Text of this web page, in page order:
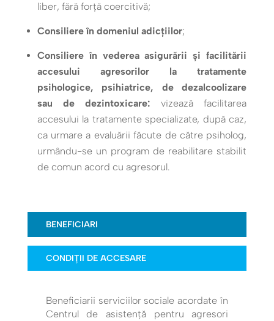
liber, fără forță coercitivă;
Consiliere în domeniul adicțiilor;
Consiliere în vederea asigurării și facilitării
accesului agresorilor la tratamente
psihologice, psihiatrice, de dezalcoolizare
sau de dezintoxicare:
vizează facilitarea
accesului la tratamente specializate, după caz,
ca urmare a evaluării făcute de către psiholog,
urmându-se un program de reabilitare stabilit
de comun acord cu agresorul.
BENEFICIARI
CONDIȚII DE ACCESARE
Beneficiarii serviciilor sociale acordate în
Centrul de asistență pentru agresori